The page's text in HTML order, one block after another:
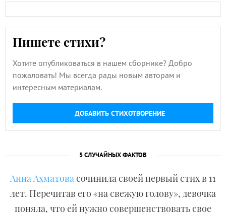
Пишете стихи?
Хотите опубликоваться в нашем сборнике? Добро
пожаловать! Мы всегда рады новым авторам и
интересным материалам.
ДОБАВИТЬ СТИХОТВОРЕНИЕ
5 СЛУЧАЙНЫХ ФАКТОВ
Анна Ахматовасочинила своей первый стих в 11
лет. Перечитав его «на свежую голову», девочка
поняла, что ей нужно совершенствовать свое